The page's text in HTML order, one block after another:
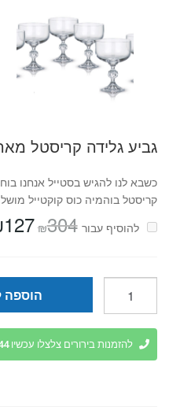
גביע גלידה קריסטל מארז 6
קריסטל בוהמיה כוס קוקטייל
להוסיף⁦⁩ עבור
₪304 המחיר
המקורי
127
מכונת
גלידה
Ninja
הוספה
להזמנות בירורים צלצלו עכשיו 09-7897944